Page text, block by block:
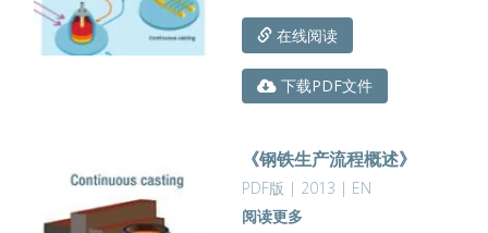
在线阅读
下载PDF文件
《钢铁生产流程概述》
PDF版 | 2013 | EN
阅读更多